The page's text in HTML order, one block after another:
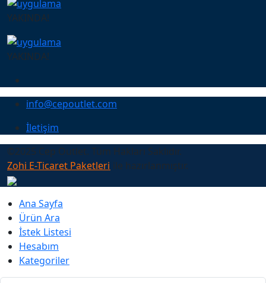
YAKINDA!
YAKINDA!
info@cepoutlet.com
İletişim
©2025 Cep Outlet. Tüm Hakları Saklıdır.
Zohi E-Ticaret Paketleri ile hazırlanmıştır.
Ana Sayfa
Ürün Ara
İstek Listesi
Hesabım
Kategoriler